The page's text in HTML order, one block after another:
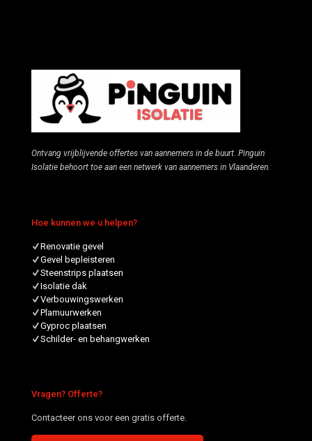
Ontvang vrijblijvende offertes van aannemers in de buurt. Pinguin
Isolatie behoort toe aan een netwerk van aannemers in Vlaanderen.
Hoe kunnen we u helpen?
Renovatie gevel
Gevel bepleisteren
Steenstrips plaatsen
Isolatie dak
Verbouwingswerken
Plamuurwerken
Gyproc plaatsen
Schilder- en behangwerken
Vragen? Offerte?
Contacteer ons voor een gratis offerte.